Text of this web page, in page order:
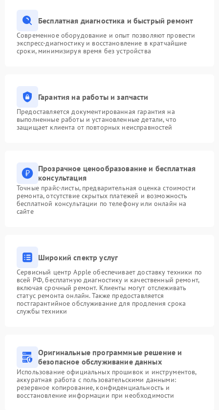
Бесплатная диагностика и быстрый ремонт
Современное оборудование и опыт позволяют провести
экспресс-диагностику и восстановление в кратчайшие
сроки, минимизируя время без устройства
Гарантия на работы и запчасти
Предоставляется документированная гарантия на
выполненные работы и установленные детали, что
защищает клиента от повторных неисправностей
Прозрачное ценообразование и бесплатная
консультация
Точные прайс-листы, предварительная оценка стоимости
ремонта, отсутствие скрытых платежей и возможность
бесплатной консультации по телефону или онлайн на
сайте
Широкий спектр услуг
Сервисный центр Apple обеспечивает доставку техники по
всей РФ, бесплатную диагностику и качественный ремонт,
включая срочный ремонт. Клиенты могут отслеживать
статус ремонта онлайн. Также предоставляется
постгарантийное обслуживание для продления срока
службы техники
Оригинальные программные решение и
безопасное обслуживание данных
Использование официальных прошивок и инструментов,
аккуратная работа с пользовательскими данными:
резервное копирование, конфиденциальность и
восстановление информации при необходимости